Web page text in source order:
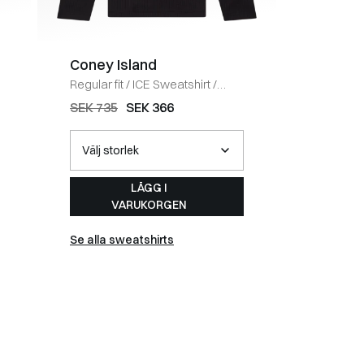
Coney Island
Regular fit/ ICE Sweatshirt/
BLACK
SEK 735 SEK 366
LÄGG I
VARUKORGEN
Se alla sweatshirts